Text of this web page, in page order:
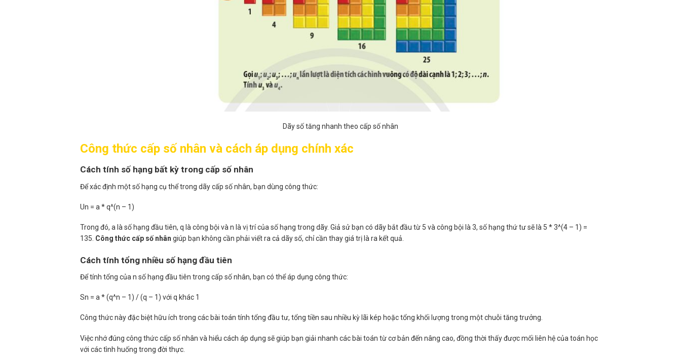
Dãy số tăng nhanh theo cấp số nhân
Công thức cấp số nhân và cách áp dụng chính xác
Cách tính số hạng bất kỳ trong cấp số nhân
Để xác định một số hạng cụ thể trong dãy cấp số nhân, bạn dùng công thức:
Un = a * q^(n – 1)
Trong đó, a là số hạng đầu tiên, q là công bội và n là vị trí của số hạng trong dãy. Giả sử bạn có dãy bắt đầu từ 5 và công bội là 3, số hạng thứ tư sẽ là 5 * 3^(4 – 1) =
135. Công thức cấp số nhân giúp bạn không cần phải viết ra cả dãy số, chỉ cần thay giá trị là ra kết quả.
Cách tính tổng nhiều số hạng đầu tiên
Để tính tổng của n số hạng đầu tiên trong cấp số nhân, bạn có thể áp dụng công thức:
Sn = a * (q^n – 1) / (q – 1) với q khác 1
Công thức này đặc biệt hữu ích trong các bài toán tính tổng đầu tư, tổng tiền sau nhiều kỳ lãi kép hoặc tổng khối lượng trong một chuỗi tăng trưởng.
Việc nhớ đúng công thức cấp số nhân và hiểu cách áp dụng sẽ giúp bạn giải nhanh các bài toán từ cơ bản đến nâng cao, đồng thời thấy được mối liên hệ của toán học
với các tình huống trong đời thực.